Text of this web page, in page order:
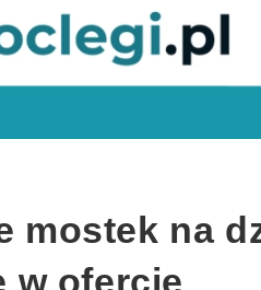
mostek na
w ofercie